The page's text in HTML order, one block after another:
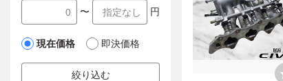
〜 円
現在価格 即決価格
絞り込む